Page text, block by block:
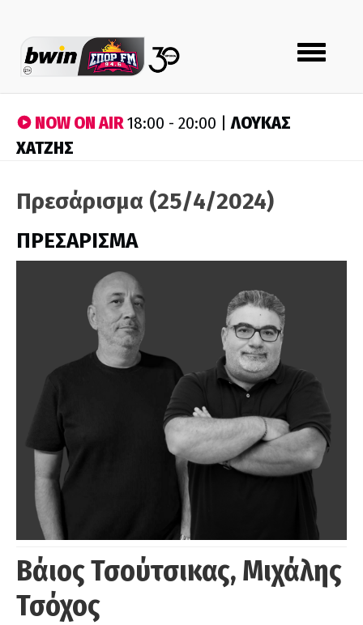
Toggle
navigation
NOW ON AIR18:00 - 20:00 |ΛΟΥΚΑΣ
ΧΑΤΖΗΣ
Πρεσάρισμα (25/4/2024)
ΠΡΕΣΑΡΙΣΜΑ
Βάιος Τσούτσικας, Μιχάλης
Τσόχος